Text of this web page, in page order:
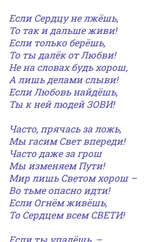
Если Сердцу не лжёшь,
То так и дальше живи!
Если только берёшь,
То ты далёк от Любви!
Не на словах будь хорош,
А лишь делами слыви!
Если Любовь найдёшь,
Ты к ней людей ЗОВИ!
Часто, прячась за ложь,
Мы гасим Свет впереди!
Часто даже за грош
Мы изменяем Пути!
Мир лишь Светом хорош –
Во тьме опасно идти!
Если Огнём живёшь,
То Сердцем всем СВЕТИ!
Если ты упадёшь, –